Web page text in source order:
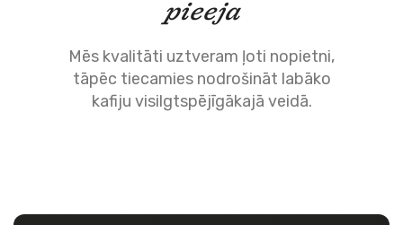
pieeja
Mēs kvalitāti uztveram ļoti nopietni,
tāpēc tiecamies nodrošināt labāko
kafiju visilgtspējīgākajā veidā.